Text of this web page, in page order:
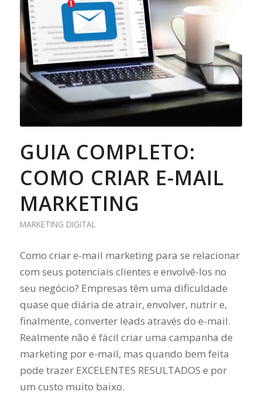
GUIA COMPLETO:
COMO CRIAR E-MAIL
MARKETING
MARKETING DIGITAL
Como criar e-mail marketing para se relacionar
com seus potenciais clientes e envolvê-los no
seu negócio? Empresas têm uma dificuldade
quase que diária de atrair, envolver, nutrir e,
finalmente, converter leads através do e-mail.
Realmente não é fácil criar uma campanha de
marketing por e-mail, mas quando bem feita
pode trazer EXCELENTES RESULTADOS e por
um custo muito baixo.